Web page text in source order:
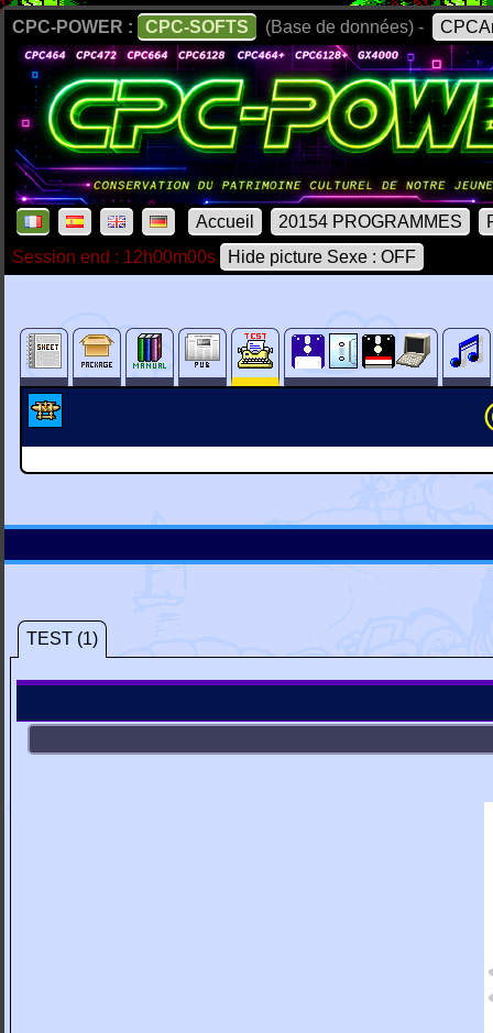
CPC-POWER : CPC-SOFTS (Base de données) -
Accueil 20154 PROGRAMMES
Session end : 12h00m00s
Hide picture Sexe : OFF
TEST (1)